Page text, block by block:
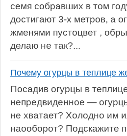
семя собравших в том
достигают 3-х метров, а
жменями пустоцвет ,
делаю не так?...
Почему огурцы в теплице
Посадив огурцы в
непредвиденное —
не хватает? Холодно им
наооборот? Подскажите